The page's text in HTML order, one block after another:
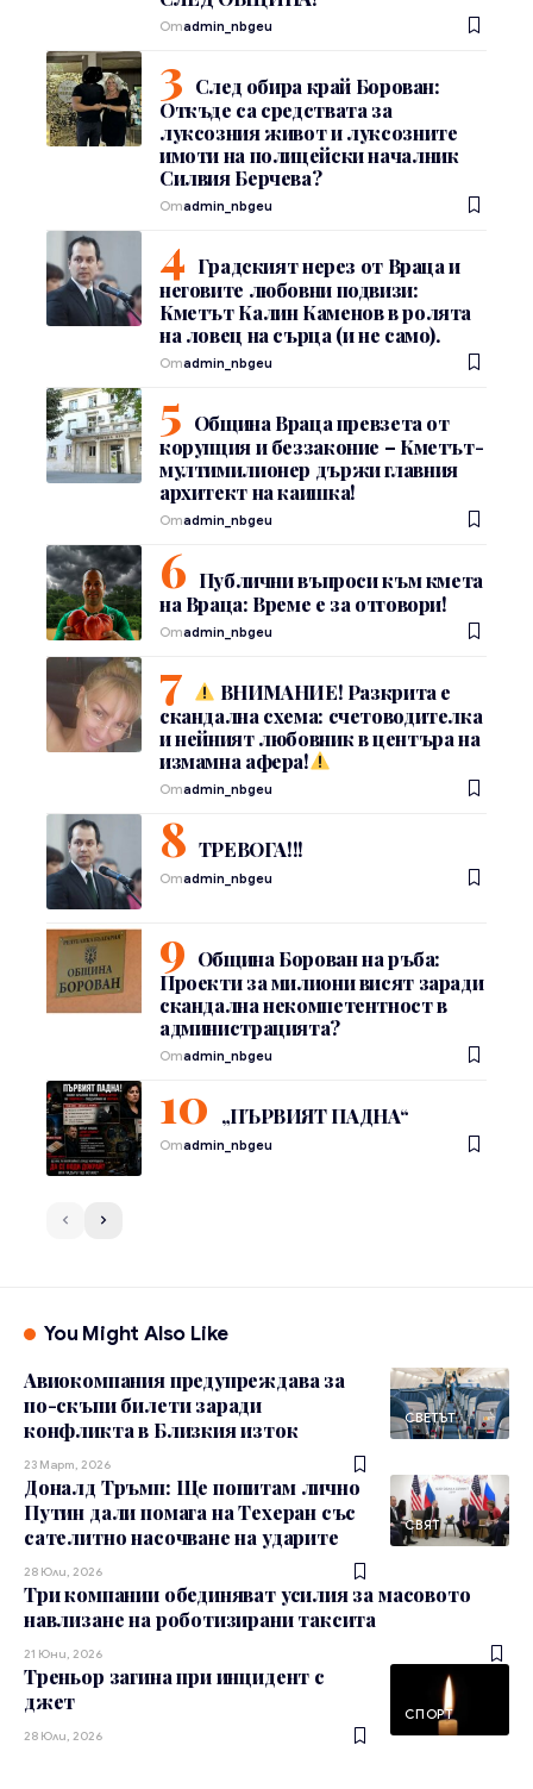
Отadmin_nbgeu
След обира край Борован:
Откъде са средствата за
луксозния живот и луксозните
имоти на полицейски началник
Силвия Берчева?
Отadmin_nbgeu
Градският нерез от Враца и
неговите любовни подвизи:
Кметът Калин Каменов в ролята
на ловец на сърца (и не само).
Отadmin_nbgeu
Община Враца превзета от
корупция и беззаконие – Кметът-
мултимилионер държи главния
архитект на каишка!
Отadmin_nbgeu
Публични въпроси към кмета
на Враца: Време е за отговори!
Отadmin_nbgeu
ВНИМАНИЕ! Разкрита е
скандална схема: счетоводителка
и нейният любовник в центъра на
измамна афера!
Отadmin_nbgeu
ТРЕВОГА!!!
Отadmin_nbgeu
Община Борован на ръба:
Проекти за милиони висят заради
скандална некомпетентност в
администрацията?
Отadmin_nbgeu
„ПЪРВИЯТ ПАДНА“
Отadmin_nbgeu
You Might Also Like
СВЕТЪТ
Авиокомпания предупреждава за
по-скъпи билети заради
конфликта в Близкия изток
23 Март, 2026
СВЯТ
Доналд Тръмп: Ще попитам лично
Путин дали помага на Техеран със
сателитно насочване на ударите
28 Юли, 2026
Три компании обединяват усилия за масовото
навлизане на роботизирани таксита
21 Юни, 2026
СПОРТ
Треньор загина при инцидент с
джет
28 Юли, 2026